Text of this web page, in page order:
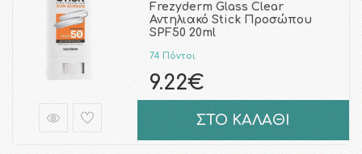
Frezyderm Glass Clear
Αντηλιακό Stick Προσώπου
SPF50 20ml
74 Πόντοι
9.22€
ΣΤΟ ΚΑΛΑΘΙ